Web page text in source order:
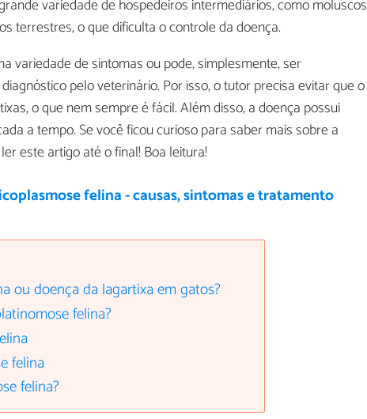
variedade de hospedeiros intermediários, como moluscos
terrestres, o que dificulta o controle da doença.
variedade de sintomas ou pode, simplesmente, ser
pelo veterinário. Por isso, o tutor precisa evitar que o
o que nem sempre é fácil. Além disso, a doença possui
a tempo. Se você ficou curioso para saber mais sobre a
este artigo até o final! Boa leitura!
felina - causas, sintomas e tratamento
ou doença da lagartixa em gatos?
felina?
felina
felina?